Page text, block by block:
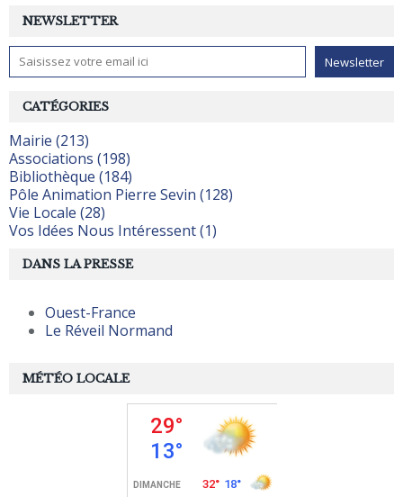
NEWSLETTER
CATÉGORIES
Mairie (213)
Associations (198)
Bibliothèque (184)
Pôle Animation Pierre Sevin (128)
Vie Locale (28)
Vos Idées Nous Intéressent (1)
MÉTÉO LOCALE
DANS LA PRESSE
Ouest-France
Le Réveil Normand